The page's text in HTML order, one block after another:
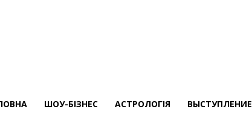
ШОУ-БІЗНЕС АСТРОЛОГІЯ ВЫСТУПЛЕНИЕ